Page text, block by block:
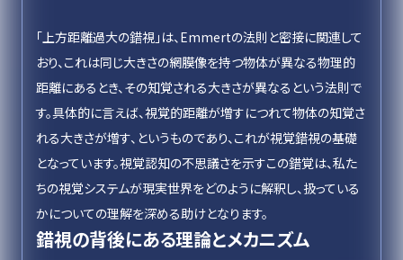
「上方距離過大の錯視」は、Emmertの法則と密接に関連して
おり、これは同じ大きさの網膜像を持つ物体が異なる物理的
距離にあるとき、その知覚される大きさが異なるという法則で
す。具体的に言えば、視覚的距離が増すにつれて物体の知覚さ
れる大きさが増す、というものであり、これが視覚錯視の基礎
となっています。視覚認知の不思議さを示すこの錯覚は、私た
ちの視覚システムが現実世界をどのように解釈し、扱っている
かについての理解を深める助けとなります。
錯視の背後にある理論とメカニズム